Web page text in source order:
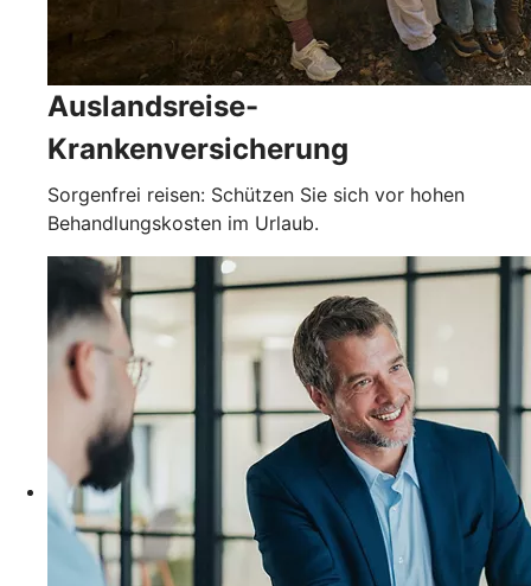
Auslandsreise-
Krankenversicherung
Sorgenfrei reisen: Schützen Sie sich vor hohen
Behandlungskosten im Urlaub.